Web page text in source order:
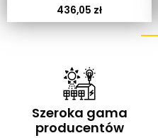
436,05 zł
Szeroka gama
producentów